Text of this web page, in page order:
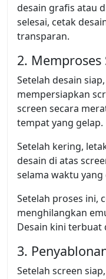
desain grafis atau
selesai, cetak
transparan.
2. Memproses
Setelah desain
mempersiapkan
screen secara
tempat yang gelap.
Setelah kering,
desain di atas
selama waktu
Setelah proses ini,
menghilangkan
Desain kini terbuat
3.
Setelah screen